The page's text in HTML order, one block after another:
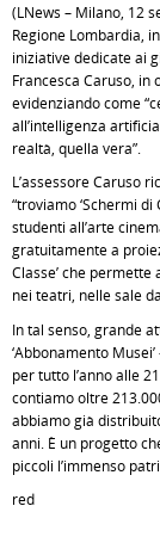
(LNews – Milano, 12
Regione Lombardia,
iniziative dedicate ai
Francesca Caruso, in
evidenziando come
all’intelligenza
realtà, quella vera”.
L’assessore Caruso
“troviamo ‘Schermi
studenti all’arte
gratuitamente a
Classe’ che
nei teatri, nelle sale
In tal senso, grande
‘Abbonamento
per tutto l’anno alle
contiamo oltre
abbiamo già
anni. È un progetto
piccoli l’immenso
red